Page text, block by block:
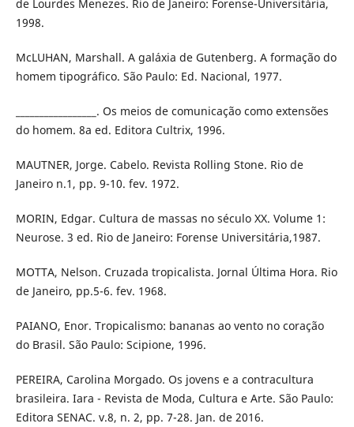
de Lourdes Menezes. Rio de Janeiro: Forense-Universitária,
1998.
McLUHAN, Marshall. A galáxia de Gutenberg. A formação do
homem tipográfico. São Paulo: Ed. Nacional, 1977.
_________________. Os meios de comunicação como extensões
do homem. 8a ed. Editora Cultrix, 1996.
MAUTNER, Jorge. Cabelo. Revista Rolling Stone. Rio de
Janeiro n.1, pp. 9-10. fev. 1972.
MORIN, Edgar. Cultura de massas no século XX. Volume 1:
Neurose. 3 ed. Rio de Janeiro: Forense Universitária,1987.
MOTTA, Nelson. Cruzada tropicalista. Jornal Última Hora. Rio
de Janeiro, pp.5-6. fev. 1968.
PAIANO, Enor. Tropicalismo: bananas ao vento no coração
do Brasil. São Paulo: Scipione, 1996.
PEREIRA, Carolina Morgado. Os jovens e a contracultura
brasileira. Iara - Revista de Moda, Cultura e Arte. São Paulo:
Editora SENAC. v.8, n. 2, pp. 7-28. Jan. de 2016.